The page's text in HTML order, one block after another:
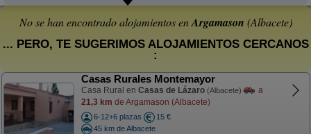
No se han encontrado alojamientos enArgamason (Albacete)
... PERO, TE SUGERIMOS ALOJAMIENTOS CERCANOS
:
Casas Rurales Montemayor
Casa Rural en Casas de Lázaro (Albacete)
a
21,3 km de Argamason (Albacete)
6-12+6 plazas
15 €
45 km de Albacete